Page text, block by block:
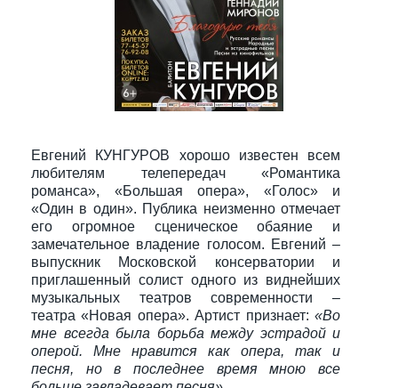
Евгений КУНГУРОВ хорошо известен всем
любителям телепередач «Романтика
романса», «Большая опера», «Голос» и
«Один в один». Публика неизменно отмечает
его огромное сценическое обаяние и
замечательное владение голосом. Евгений –
выпускник Московской консерватории и
приглашенный солист одного из виднейших
музыкальных театров современности –
театра «Новая опера». Артист признает: «Во
мне всегда была борьба между эстрадой и
оперой. Мне нравится как опера, так и
песня, но в последнее время мною все